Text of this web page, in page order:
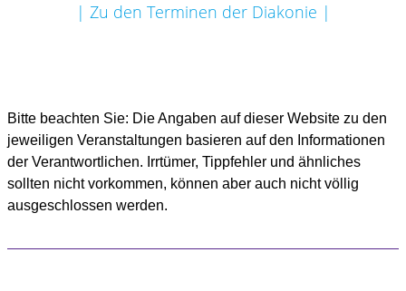
| Zu den Terminen der Diakonie |
Bitte beachten Sie: Die Angaben auf dieser Website zu den
jeweiligen Veranstaltungen basieren auf den Informationen
der Verantwortlichen. Irrtümer, Tippfehler und ähnliches
sollten nicht vorkommen, können aber auch nicht völlig
ausgeschlossen werden.